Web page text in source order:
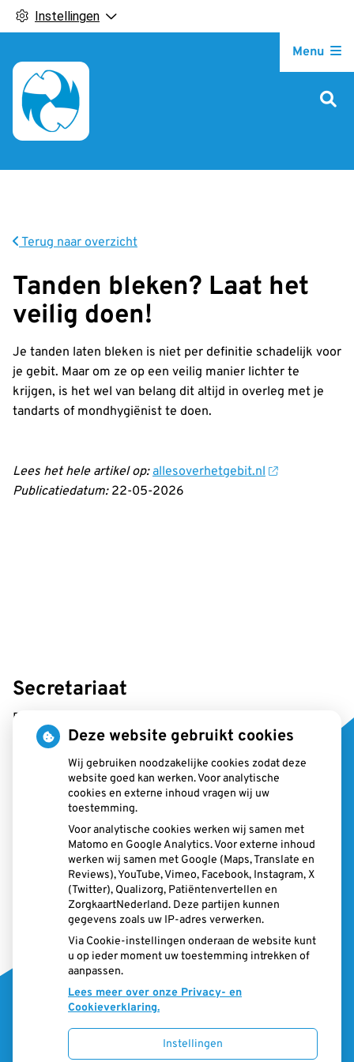
Instellingen
Menu
Terug naar overzicht
Tanden bleken? Laat het
veilig doen!
Je tanden laten bleken is niet per definitie schadelijk voor
je gebit. Maar om ze op een veilig manier lichter te
krijgen, is het wel van belang dit altijd in overleg met je
tandarts of mondhygiënist te doen.
Lees het hele artikel op: allesoverhetgebit.nl
Publicatiedatum: 22-05-2026
Secretariaat
E-mail:
Cursuslocatie
Middenpeelweg 1
5975 MZ Sevenum
Deze website gebruikt cookies
Wij gebruiken noodzakelijke cookies zodat deze
website goed kan werken. Voor analytische
cookies en externe inhoud vragen wij uw
toestemming.
Voor analytische cookies werken wij samen met
Matomo en Google Analytics. Voor externe inhoud
werken wij samen met Google (Maps, Translate en
Reviews), YouTube, Vimeo, Facebook, Instagram, X
(Twitter), Qualizorg, Patiëntenvertellen en
ZorgkaartNederland. Deze partijen kunnen
gegevens zoals uw IP-adres verwerken.
Via Cookie-instellingen onderaan de website kunt
u op ieder moment uw toestemming intrekken of
aanpassen.
Lees meer over onze Privacy- en
Cookieverklaring.
Instellingen